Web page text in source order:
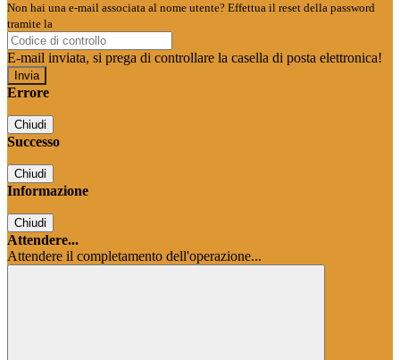
Non hai una e-mail associata al nome utente? Effettua il reset della password
tramite la
E-mail inviata, si prega di controllare la casella di posta elettronica!
Errore
Chiudi
Successo
Chiudi
Informazione
Chiudi
Attendere...
Attendere il completamento dell'operazione...